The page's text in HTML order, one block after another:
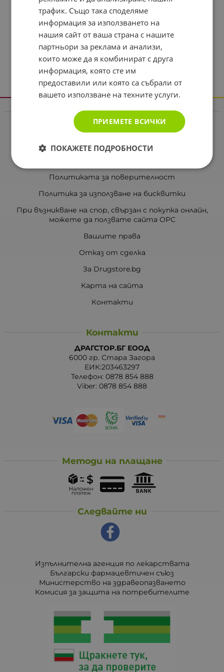
Информация
Реклама в drugstore.bg
Доставка и плащане
Политиката за поверителност
Политика за използване на бисквитки
При възникване на спор, свързан с покупка онлайн,
можете да ползвате сайта ОРС
Вашите права
Отказ от сделка
За Drugstore.bg
Карта на сайта
Контакти
Контакти
ДРАГСТОР.БГ ЕООД
6000 гр. Стара Загора
ЕИК:203463297
Телефон: 0878 854 888
Viber: 0878 854 888
Методи на плащане
Следвайте ни
Изпълнителна агенция по лекарствата
Български фармацевтичен съюз
Министерство на здравеопазването
Комисия за защита на потребителите
трафик. Също така споделяме
информация за използването на
нашия сайт от ваша страна с нашите
партньори за реклама и анализи,
които може да я комбинират с друга
информация, която сте им
предоставили или която са събрали от
вашето използване на техните услуги.
ПРИЕМЕТЕ ВСИЧКИ
ПОКАЖЕТЕ ПОДРОБНОСТИ